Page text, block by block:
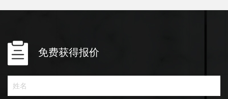
免费获得报价